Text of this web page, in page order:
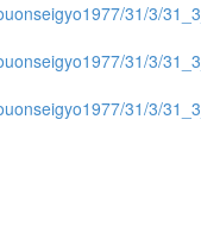
31/3/
31/3/
31/3/